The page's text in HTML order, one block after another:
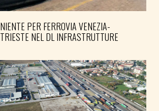
NIENTE PER FERROVIA VENEZIA-
TRIESTE NEL DL INFRASTRUTTURE